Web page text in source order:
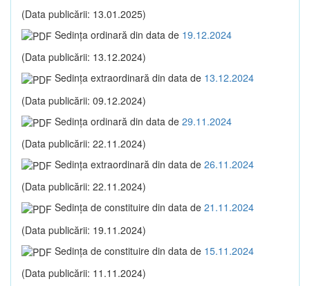
(Data publicării: 13.01.2025)
Sedinţa ordinară din data de 19.12.2024
(Data publicării: 13.12.2024)
Sedinţa extraordinară din data de 13.12.2024
(Data publicării: 09.12.2024)
Sedinţa ordinară din data de 29.11.2024
(Data publicării: 22.11.2024)
Sedinţa extraordinară din data de 26.11.2024
(Data publicării: 22.11.2024)
Sedinţa de constituire din data de 21.11.2024
(Data publicării: 19.11.2024)
Sedinţa de constituire din data de 15.11.2024
(Data publicării: 11.11.2024)